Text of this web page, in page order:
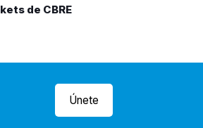
de CBRE
Únete